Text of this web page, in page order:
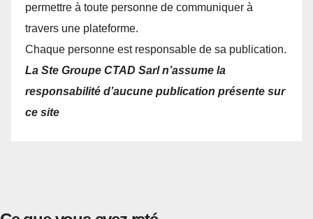
permettre à toute personne de communiquer à
travers une plateforme.
Chaque personne est responsable de sa publication.
La Ste Groupe CTAD Sarl n’assume la
responsabilité d’aucune publication présente sur
ce site